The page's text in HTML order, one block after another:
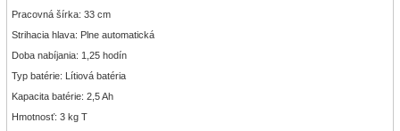
Pracovná šírka: 33 cm
Strihacia hlava: Plne automatická
Doba nabíjania: 1,25 hodín
Typ batérie: Lítiová batéria
Kapacita batérie: 2,5 Ah
Hmotnosť: 3 kg T